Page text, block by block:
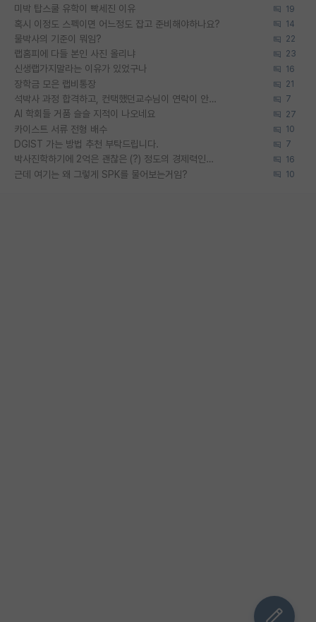
미박 탑스쿨 유학이 빡세진 이유 19
혹시 이정도 스펙이면 어느정도 잡고 준비해야하나요? 14
물박사의 기준이 뭐임? 22
랩홈피에 다들 본인 사진 올리냐 23
신생랩가지말라는 이유가 있었구나 16
장학금 모은 랩비통장 21
석박사 과정 합격하고, 컨택했던교수님이 연락이 안됩니다... 7
AI 학회들 거품 슬슬 지적이 나오네요 27
카이스트 서류 전형 배수 10
DGIST 가는 방법 추천 부탁드립니다. 7
박사진학하기에 2억은 괜찮은 (?) 정도의 경제력인가요 16
근데 여기는 왜 그렇게 SPK를 물어보는거임? 10